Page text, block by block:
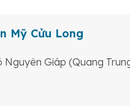
Mỹ Cửu Long
Nguyên Giáp (Quang